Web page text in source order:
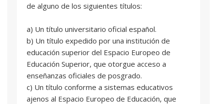
de alguno de los siguientes títulos:
a) Un título universitario oficial español.
b) Un título expedido por una institución de
educación superior del Espacio Europeo de
Educación Superior, que otorgue acceso a
enseñanzas oficiales de posgrado.
c) Un título conforme a sistemas educativos
ajenos al Espacio Europeo de Educación, que